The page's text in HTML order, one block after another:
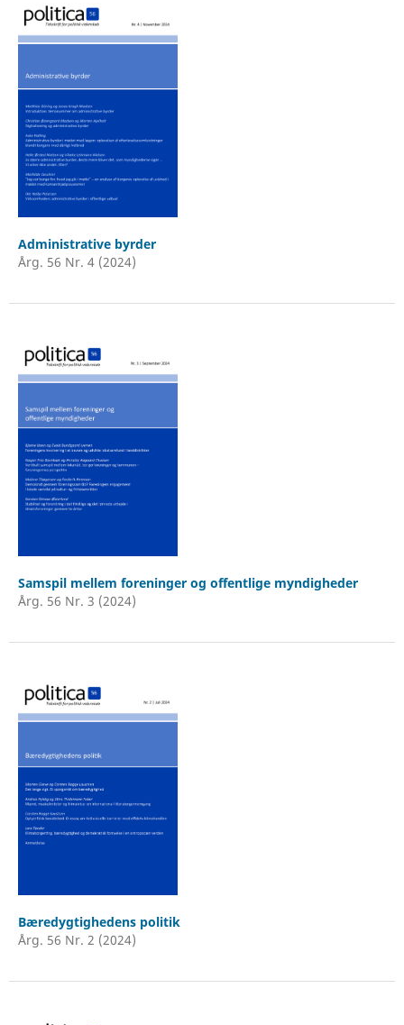
Administrative byrder
Årg. 56 Nr. 4 (2024)
Samspil mellem foreninger og offentlige myndigheder
Årg. 56 Nr. 3 (2024)
Bæredygtighedens politik
Årg. 56 Nr. 2 (2024)